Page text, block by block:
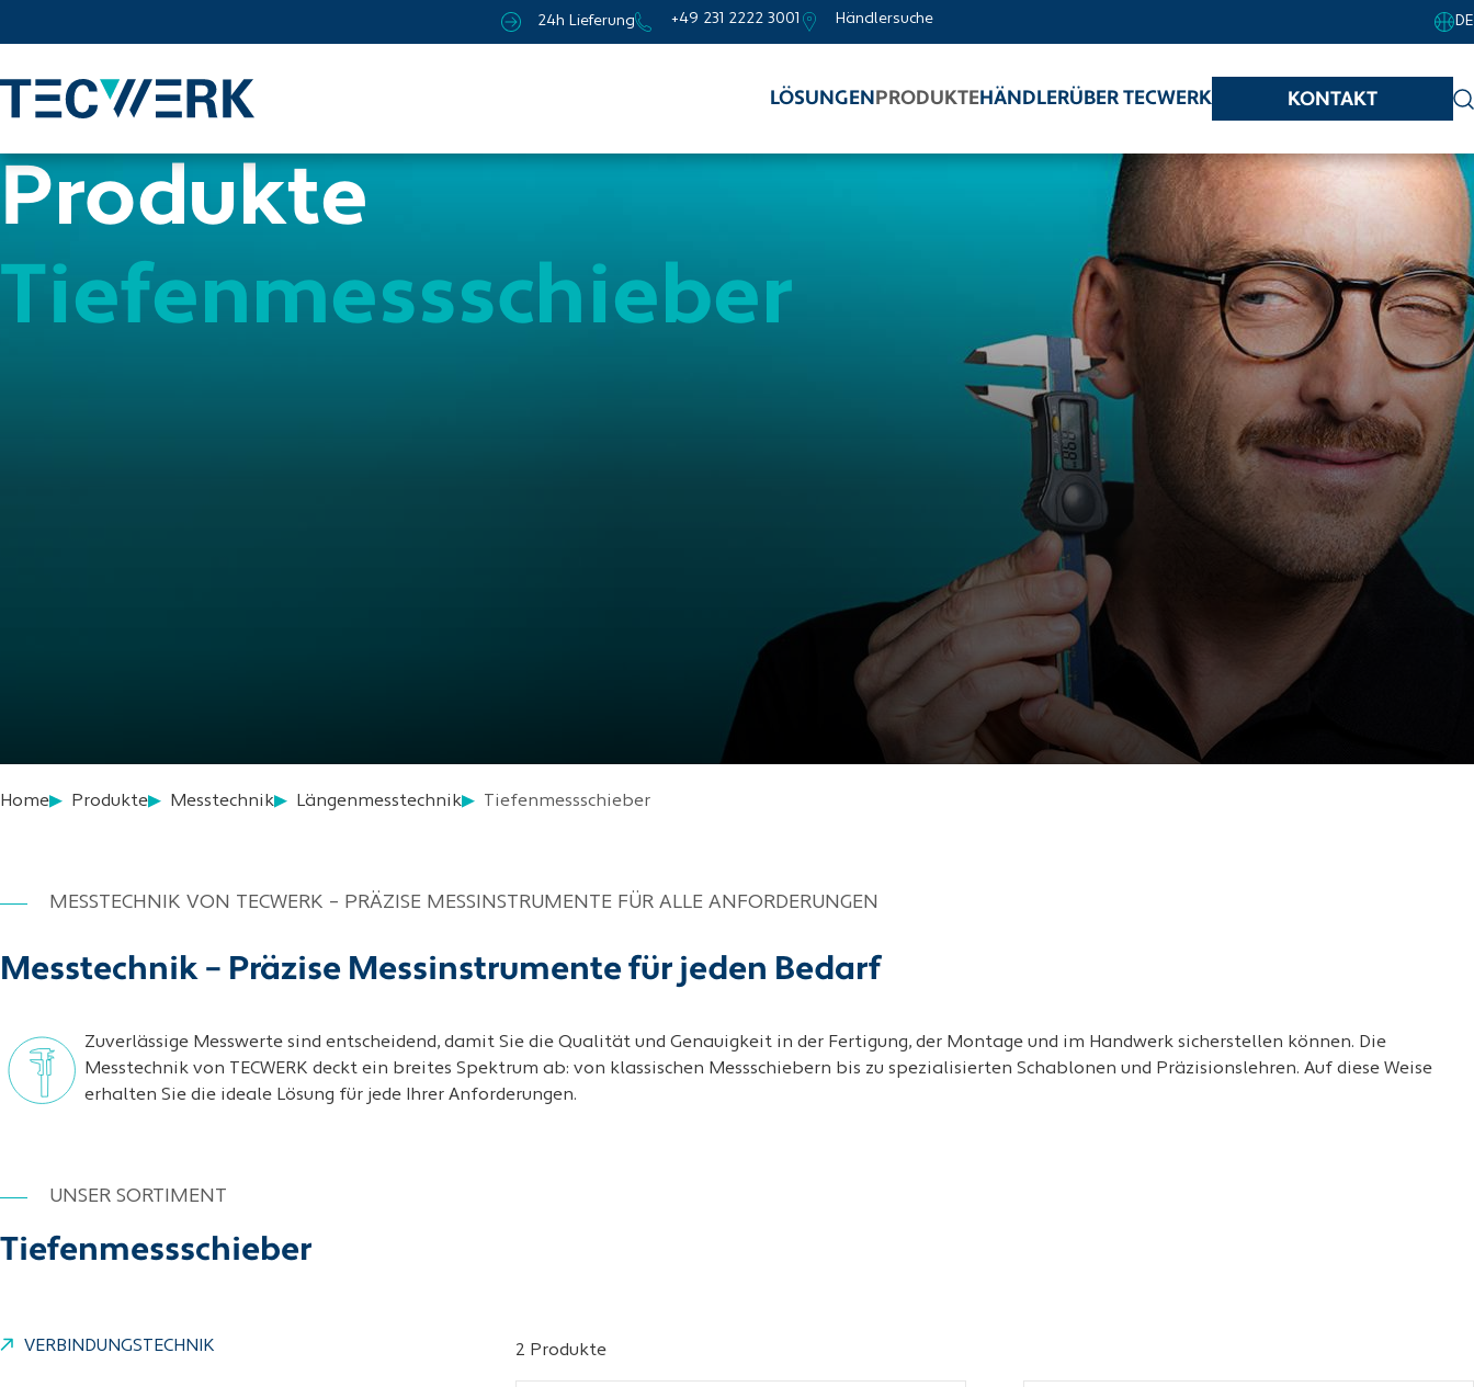
24h Lieferung +49 231 2222 3001 Händlersuche DE
LÖSUNGEN PRODUKTEHÄNDLERÜBER TECWERK KONTAKT
Produkte
Tiefenmessschieber
Home Produkte Messtechnik Längenmesstechnik Tiefenmessschieber
Messtechnik – Präzise Messinstrumente für jeden Bedarf
MESSTECHNIK VON TECWERK – PRÄZISE MESSINSTRUMENTE FÜR ALLE ANFORDERUNGEN
Zuverlässige Messwerte sind entscheidend, damit Sie die Qualität und Genauigkeit in der Fertigung, der Montage und im Handwerk sicherstellen können. Die
Messtechnik von TECWERK deckt ein breites Spektrum ab: von klassischen Messschiebern bis zu spezialisierten Schablonen und Präzisionslehren. Auf diese Weise
erhalten Sie die ideale Lösung für jede Ihrer Anforderungen.
UNSER SORTIMENT
Tiefenmessschieber
VERBINDUNGSTECHNIK 2 Produkte